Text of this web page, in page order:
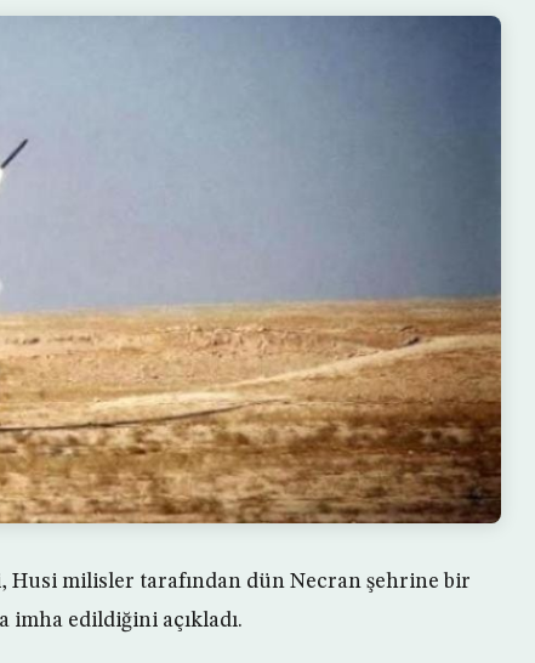
Husi milisler tarafından dün Necran şehrine bir
imha edildiğini açıkladı.